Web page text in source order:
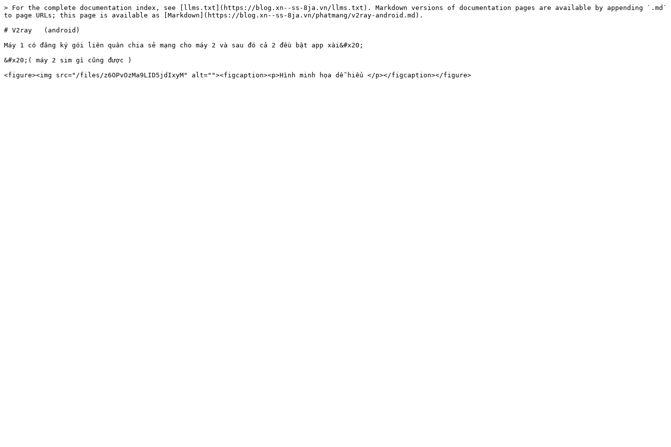
> For the complete documentation index, see [llms.txt](https://blog.xn--ss-8ja.vn/llms.txt). Markdown versions of documentation pages are available by appending `.md`
to page URLs; this page is available as [Markdown](https://blog.xn--ss-8ja.vn/phatmang/v2ray-android.md).
# V2ray   (android)
Máy 1 có đăng ký gói liên quân chia sẻ mạng cho máy 2 và sau đó cả 2 đều bật app xài&#x20;
&#x20;( máy 2 sim gì cũng được )